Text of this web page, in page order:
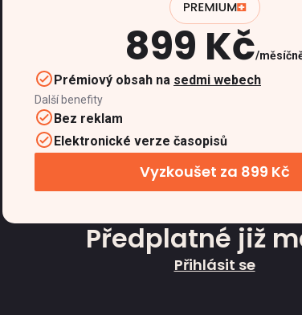
899 Kč
Prémiový obsah na sedmi webech
Další benefity
Bez reklam
Elektronické verze časopisů
Vyzkoušet za 899 Kč
Předplatné již
Přihlásit se